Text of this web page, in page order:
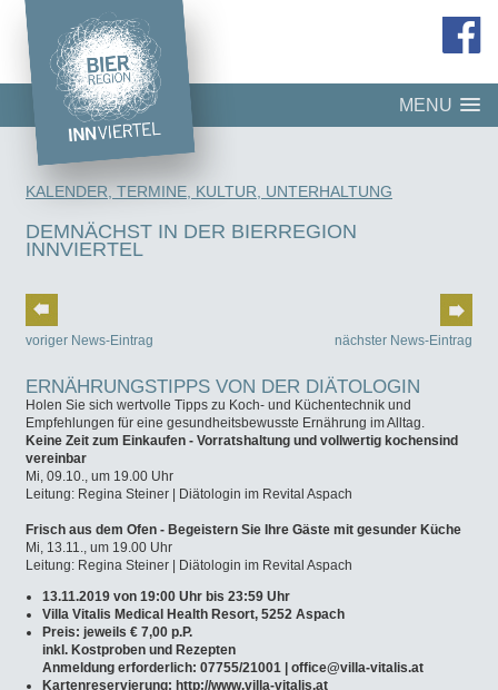
MENU
KALENDER, TERMINE, KULTUR, UNTERHALTUNG
DEMNÄCHST IN DER BIERREGION
INNVIERTEL
voriger News-Eintrag nächster News-Eintrag
ERNÄHRUNGSTIPPS VON DER DIÄTOLOGIN
Holen Sie sich wertvolle Tipps zu Koch- und Küchentechnik und
Empfehlungen für eine gesundheitsbewusste Ernährung im Alltag.
Keine Zeit zum Einkaufen - Vorratshaltung und vollwertig kochensind
vereinbar
Mi, 09.10., um 19.00 Uhr
Leitung: Regina Steiner | Diätologin im Revital Aspach
Frisch aus dem Ofen - Begeistern Sie Ihre Gäste mit gesunder Küche
Mi, 13.11., um 19.00 Uhr
Leitung: Regina Steiner | Diätologin im Revital Aspach
13.11.2019 von 19:00 Uhr bis 23:59 Uhr
Villa Vitalis Medical Health Resort, 5252 Aspach
Preis: jeweils € 7,00 p.P.
inkl. Kostproben und Rezepten
Anmeldung erforderlich: 07755/21001 | office@villa-vitalis.at
Kartenreservierung: http://www.villa-vitalis.at